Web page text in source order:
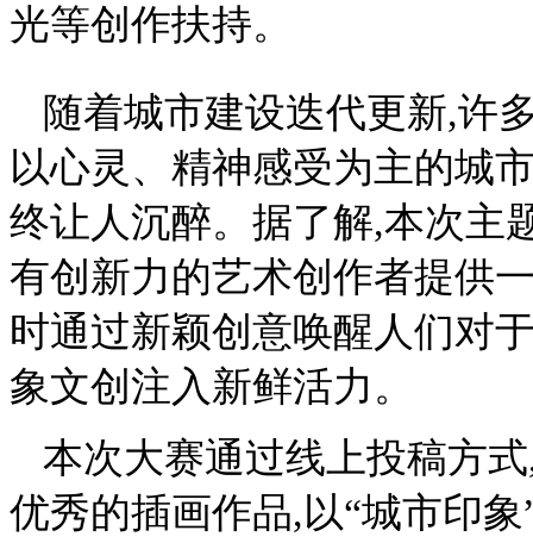
光等创作扶持。
随着城市建设迭代更新,许
以心灵、精神感受为主的城
终让人沉醉。据了解,本次主
有创新力的艺术创作者提供
时通过新颖创意唤醒人们对
象文创注入新鲜活力。
本次大赛通过线上投稿方
优秀的插画作品,以“城市印